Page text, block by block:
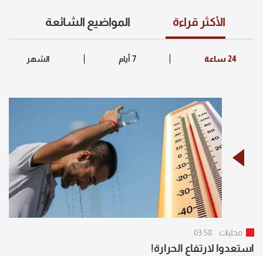
الأكثر قراءة المواضيع الشائعة
محليات 03:58
استعدوا لارتفاع الحرارة!